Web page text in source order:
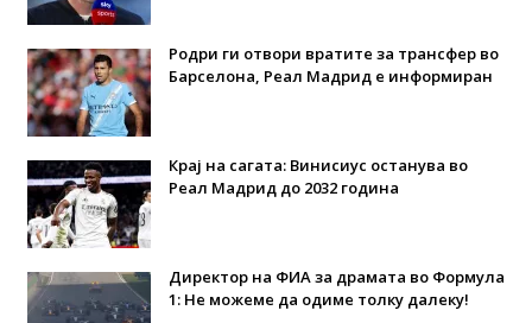
Родри ги отвори вратите за трансфер во
Барселона, Реал Мадрид е информиран
Крај на сагата: Винисиус останува во
Реал Мадрид до 2032 година
Директор на ФИА за драмата во Формула
1: Не можеме да одиме толку далеку!